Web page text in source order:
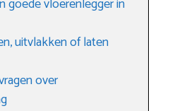
uitvlakken of laten
over